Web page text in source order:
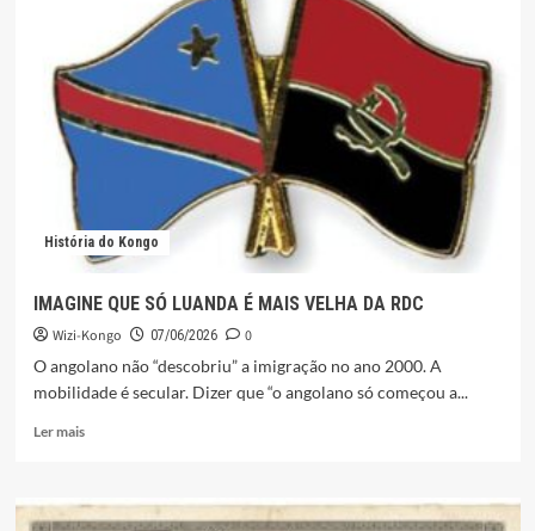
PROBLEMA
DE
IDENTIDADE
OS
„JAGAS“
DO
CONGO
E
História do Kongo
IMAGINE QUE SÓ LUANDA É MAIS VELHA DA RDC
Wizi-Kongo 07/06/2026
0
O angolano não “descobriu” a imigração no ano 2000. A
mobilidade é secular. Dizer que “o angolano só começou a...
Ler maisLeia
QUE